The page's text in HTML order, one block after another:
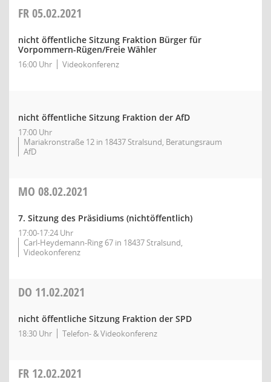
FR05.02.2021
nicht öffentliche Sitzung Fraktion Bürger für
Vorpommern-Rügen/Freie Wähler
16:00 Uhr Videokonferenz
nicht öffentliche Sitzung Fraktion der AfD
17:00 Uhr
Mariakronstraße 12 in 18437 Stralsund, Beratungsraum
AfD
MO 08.02.2021
7. Sitzung des Präsidiums (nichtöffentlich)
17:00-17:24 Uhr
Carl-Heydemann-Ring 67 in 18437 Stralsund,
Videokonferenz
DO 11.02.2021
nicht öffentliche Sitzung Fraktion der SPD
18:30 Uhr Telefon- & Videokonferenz
FR 12.02.2021